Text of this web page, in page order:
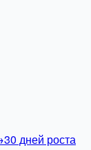
дней роста